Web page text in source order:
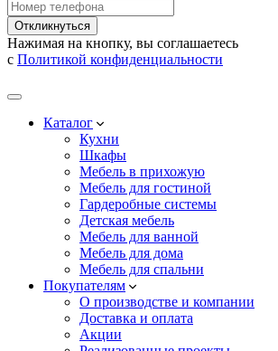
Откликнуться
Нажимая на кнопку, вы соглашаетесь
с Политикой конфиденциальности
Каталог
Кухни
Шкафы
Мебель в прихожую
Мебель для гостиной
Гардеробные системы
Детская мебель
Мебель для ванной
Мебель для дома
Мебель для спальни
Покупателям
О производстве и компании
Доставка и оплата
Акции